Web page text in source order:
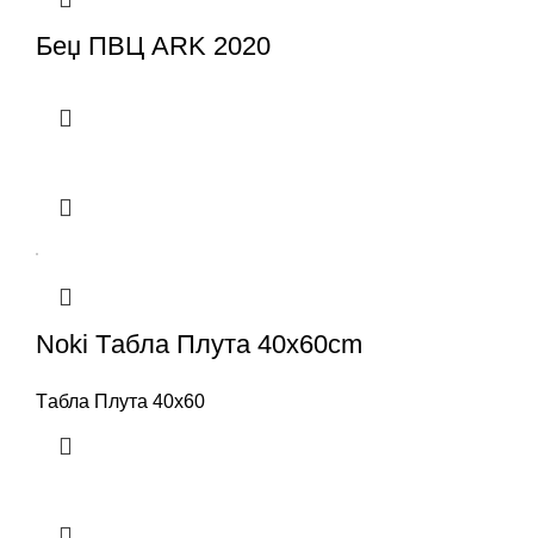
Беџ ПВЦ ARK 2020
Noki Tабла Плута 40x60cm
Tабла Плута 40x60